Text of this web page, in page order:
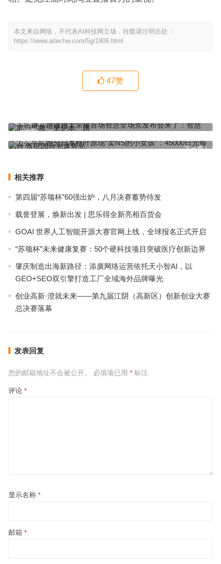
本文来自网络，不代表AI科技网立场，转载请注明出处：
https://www.aitechw.com/5g/1906.html
47赞
上一篇
笔记本、路
下一篇
怎么手机跑分日本秋叶原现“卖NS的小女孩”：45000日元每台 首批20
台光速售光
相关推荐
第四届“苏颂杯”60强出炉，八月决赛蓄势待发
载誉登展，焕新出发 | 思乐得全新亮相百货会
GOAI 世界人工智能开源大赛官网上线，全球报名正式开启
“苏颂杯”未来健康复赛：50个硬科技项目突破医疗创新边界
肇庆制造出海新路径：添廣网络运营依托天小智AI，以
GEO+SEO双引擎打造工厂全域海外品牌曝光
创业高新·澄就未来——第九届江阴（高新区）创新创业大赛
总决赛落幕
发表回复
您的邮箱地址不会被公开。 必填项已用 *标注
评论 *
显示名称 *
邮箱 *